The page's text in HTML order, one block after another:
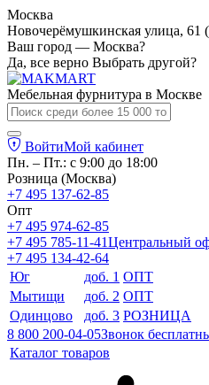
Москва
Новочерёмушкинская улица, 61
Ваш город — Москва?
Да, все верно Выбрать другой?
Мебельная фурнитура в Москве
ВойтиМой кабинет
Пн. – Пт.: с 9:00 до 18:00
Розница (Москва)
+7 495 137-62-85
Опт
+7 495 974-62-85
+7 495 785-11-41Центральный
+7 495 134-42-64
Юг
доб. 1 ОПТ
Мытищи
доб. 2 ОПТ
Одинцово
доб. 3 РОЗНИЦА
8 800 200-04-05Звонок
Каталог товаров